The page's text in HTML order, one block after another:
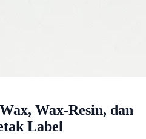
Wax-Resin, dan
Label